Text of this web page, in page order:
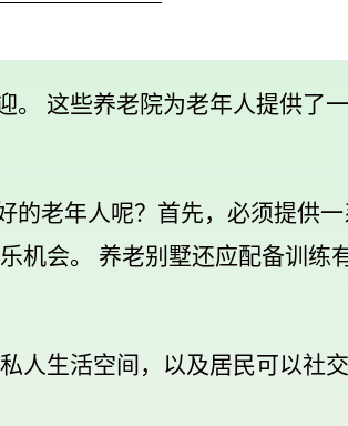
这些养老院为老年人提供了
的老年人呢？首先，必须提供
机会。 养老别墅还应配备训练
人生活空间，以及居民可以社